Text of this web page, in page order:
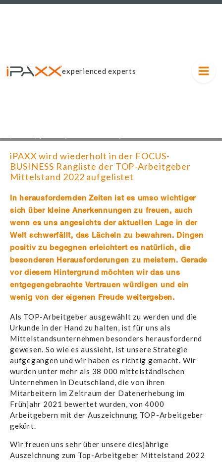
experienced experts
iPAXX wird wiederholt in der FOCUS-
BUSINESS Rangliste der TOP-Arbeitgeber
Mittelstand 2022 aufgelistet
In herausfordernden Zeiten ist es umso wichtiger
sich über kleine Anerkennungen zu freuen, auch
wenn es uns angesichts der aktuellen Lage in der
Welt schwerfällt, das Lächeln zu bewahren. Dingen
positiv zu begegnen erleichtert es natürlich, die
besonderen Herausforderungen zu meistern. Gerade
vor diesem Hintergrund möchten wir das uns
entgegengebrachte Vertrauen würdigen und ein
wenig von der eigenen Freude weitergeben.
Als TOP-Arbeitgeber ausgewählt zu werden und die
Urkunde in der Hand zu halten, ist für uns als
Mittelstandsunternehmen besonders herausfordernd
gewesen. So wie es aussieht, ist unsere Strategie
aufgegangen und wir haben es richtig gemacht. Wir
wurden unter mehr als 38 000 mittelständischen
Unternehmen in Deutschland, die von ihren
Mitarbeitern im Zeitraum der Datenerhebung im
Frühjahr 2021 bewertet wurden, von 4000
Arbeitgebern mit der Auszeichnung TOP-Arbeitgeber
gekürt.
Wir freuen uns sehr über unsere diesjährige
Auszeichnung zum Top-Arbeitgeber Mittelstand 2022